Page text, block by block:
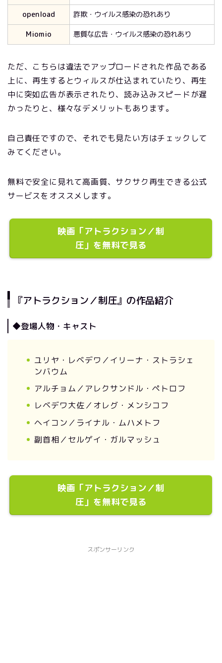
openload
詐欺・ウイルス感染の恐れあり
Miomio
悪質な広告・ウイルス感染の恐れあり
ただ、こちらは違法でアップロードされた作品である
上に、再生するとウィルスが仕込まれていたり、再生
中に突如広告が表示されたり、読み込みスピードが遅
かったりと、様々なデメリットもあります。
自己責任ですので、それでも見たい方はチェックして
みてください。
無料で安全に見れて高画質、サクサク再生できる公式
サービスをオススメします。
映画「アトラクション／制
圧」を無料で見る
『アトラクション／制圧』の作品紹介
◆登場人物・キャスト
ユリヤ・レベデワ／イリーナ・ストラシェ
ンバウム
アルチョム／アレクサンドル・ペトロフ
レベデワ大佐／オレグ・メンシコフ
ヘイコン／ライナル・ムハメトフ
副首相／セルゲイ・ガルマッシュ
映画「アトラクション／制
圧」を無料で見る
スポンサーリンク